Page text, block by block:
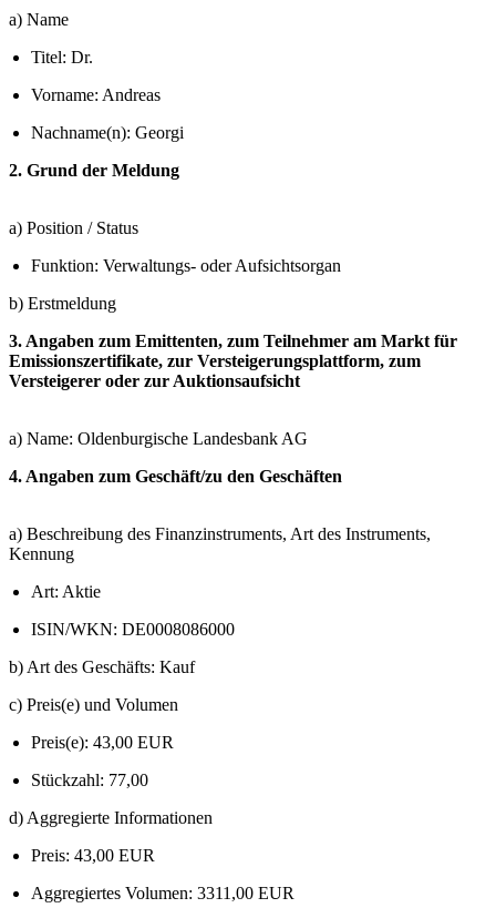
a) Name
Titel: Dr.
Vorname: Andreas
Nachname(n): Georgi
2. Grund der Meldung
a) Position / Status
Funktion: Verwaltungs- oder Aufsichtsorgan
b) Erstmeldung
3. Angaben zum Emittenten, zum Teilnehmer am Markt für
Emissionszertifikate, zur Versteigerungsplattform, zum
Versteigerer oder zur Auktionsaufsicht
a) Name: Oldenburgische Landesbank AG
4. Angaben zum Geschäft/zu den Geschäften
a) Beschreibung des Finanzinstruments, Art des Instruments,
Kennung
Art: Aktie
ISIN/WKN: DE0008086000
b) Art des Geschäfts: Kauf
c) Preis(e) und Volumen
Preis(e): 43,00 EUR
Stückzahl: 77,00
d) Aggregierte Informationen
Preis: 43,00 EUR
Aggregiertes Volumen: 3311,00 EUR